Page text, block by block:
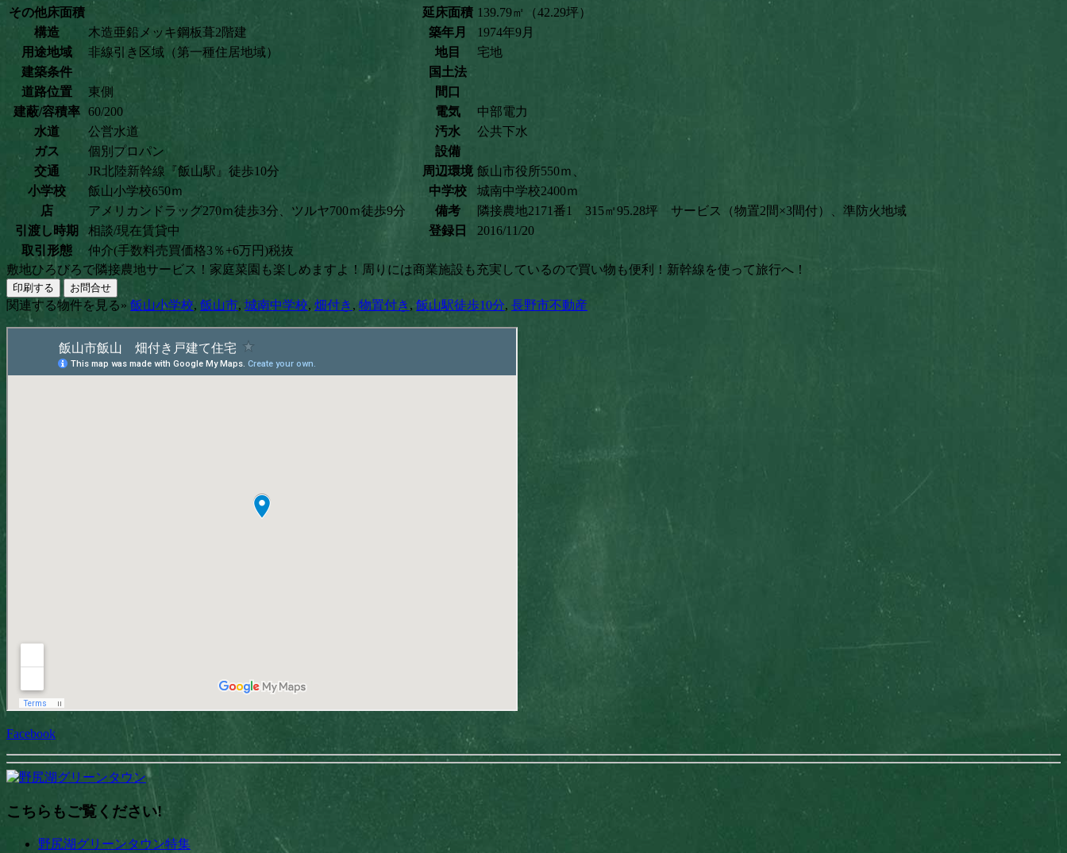
その他床面積
延床面積 139.79㎡（42.29坪）
構造
木造亜鉛メッキ鋼板葺2階建 築年月
1974年9月
用途地域
非線引き区域（第一種住居地域） 地目
宅地
建築条件
国土法
道路位置
東側
間口
建蔽/容積率 60/200 電気
中部電力
水道
公営水道 汚水
公共下水
ガス
個別プロパン
設備
交通
JR北陸新幹線『飯山駅』徒歩10分 周辺環境 飯山市役所550ｍ、
小学校
飯山小学校650ｍ 中学校
城南中学校2400ｍ
店
アメリカンドラッグ270ｍ徒歩3分、ツルヤ700ｍ徒歩9分 備考
隣接農地2171番1 315㎡95.28坪 サービス（物置2間×3間付）、準防火地域
引渡し時期
相談/現在賃貸中 登録日
2016/11/20
取引形態
仲介(手数料売買価格3％+6万円)税抜
敷地ひろびろで隣接農地サービス！家庭菜園も楽しめますよ！周りには商業施設も充実しているので買い物も便利！新幹線を使って旅行へ！
印刷する お問合せ
関連する物件を見る» 飯山小学校, 飯山市, 城南中学校, 畑付き , 物置付き , 飯山駅徒歩10分, 長野市不動産
Facebook
こちらもご覧ください!
野尻湖グリーンタウン特集